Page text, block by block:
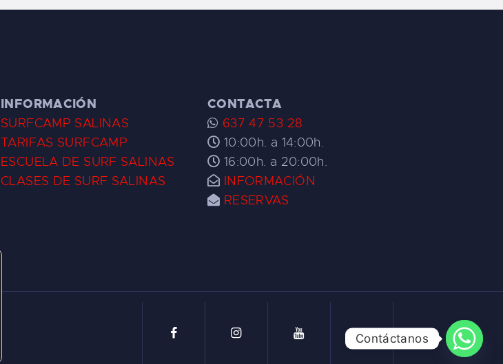
INFORMACIÓN
SURFCAMP SALINAS
TARIFAS SURFCAMP
ESCUELA DE SURF SALINAS
CLASES DE SURF SALINAS
CONTACTA
637 47 53 28
10:00h. a 14:00h.
16:00h. a 20:00h.
INFORMACIÓN
RESERVAS
Contáctanos